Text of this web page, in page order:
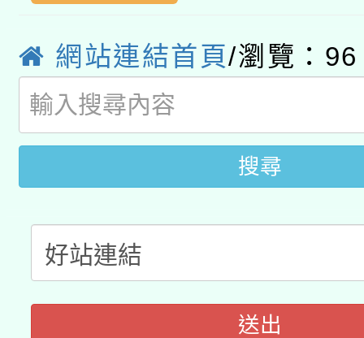
業成長研習」實施計畫
族教育國際趨勢與發展
新北市政府教育局辦理
師專業成長研習實施計
方素養工作坊新北場」
函轉國立臺灣師範大學
族語言臺北學習中心
「族語學習班」招生簡
轉知有關國立成功大學
文教學共融平台-教案
件」活動簡章
教育部國民及學前教育
年度COVID-19疫苗接
接種對象擴大為「滿6
接種之民眾」措施，延
網站連結首頁/瀏覽： 96
搜尋
送出